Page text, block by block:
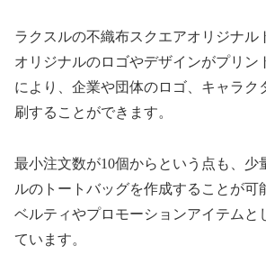
ラクスルの不織布スクエアオリジナル
オリジナルのロゴやデザインがプリン
により、企業や団体のロゴ、キャラク
刷することができます。
最小注文数が10個からという点も、少
ルのトートバッグを作成することが可
ベルティやプロモーションアイテムと
ています。